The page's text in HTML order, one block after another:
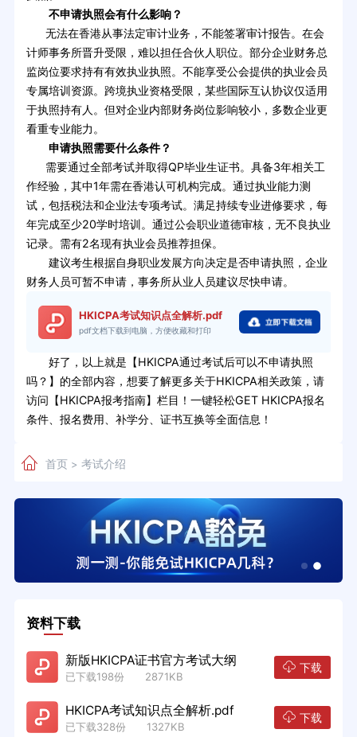
不申请执照会有什么影响？
无法在香港从事法定审计业务，不能签署审计报告。在会
计师事务所晋升受限，难以担任合伙人职位。部分企业财务总
监岗位要求持有有效执业执照。不能享受公会提供的执业会员
专属培训资源。跨境执业资格受限，某些国际互认协议仅适用
于执照持有人。但对企业内部财务岗位影响较小，多数企业更
看重专业能力。
申请执照需要什么条件？
需要通过全部考试并取得QP毕业生证书。具备3年相关工
作经验，其中1年需在香港认可机构完成。通过执业能力测
试，包括税法和企业法专项考试。满足持续专业进修要求，每
年完成至少20学时培训。通过公会职业道德审核，无不良执业
记录。需有2名现有执业会员推荐担保。
建议考生根据自身职业发展方向决定是否申请执照，企业
财务人员可暂不申请，事务所从业人员建议尽快申请。
HKICPA考试知识点全解析.pdf
pdf文档下载到电脑，方便收藏和打印
好了，以上就是【HKICPA通过考试后可以不申请执照
吗？】的全部内容，想要了解更多关于HKICPA相关政策，请
访问【HKICPA报考指南】栏目！一键轻松GET HKICPA报名
条件、报名费用、补学分、证书互换等全面信息！
首页> 考试介绍
资料下载
新版HKICPA证书官方考试大纲
已下载198份 2871KB
下载
HKICPA考试知识点全解析.pdf
已下载328份 1327KB
下载